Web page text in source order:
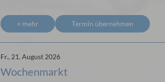
+ mehr Termin übernehmen
Fr., 21. August 2026
Wochenmarkt